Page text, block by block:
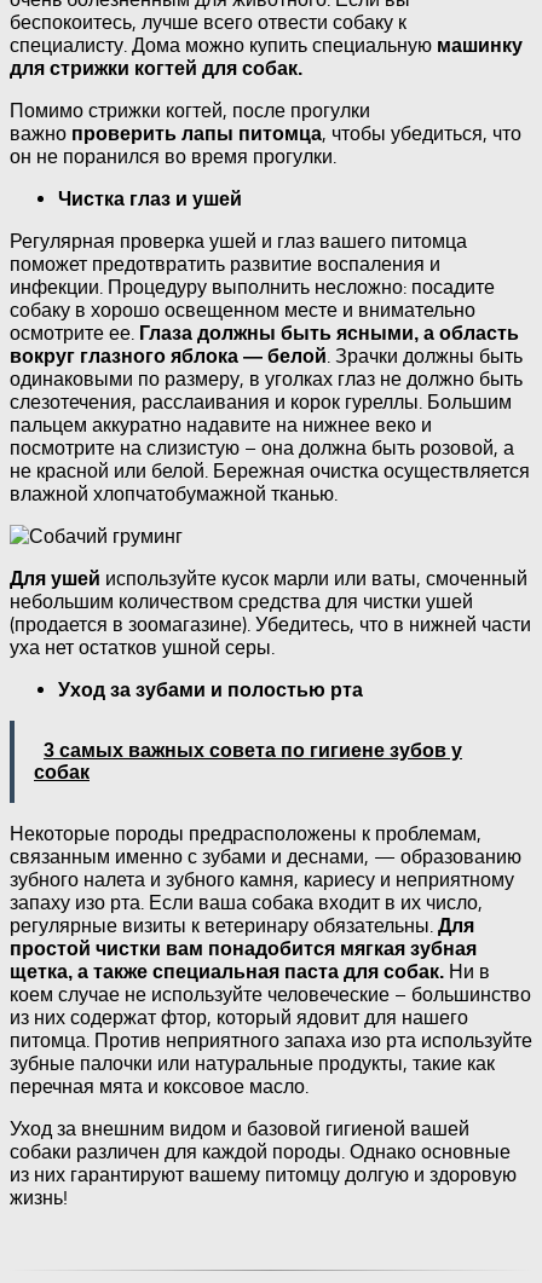
беспокоитесь, лучше всего отвести собаку к
специалисту. Дома можно купить специальную машинку
для стрижки когтей для собак.
Помимо стрижки когтей, после прогулки
важно проверить лапы питомца, чтобы убедиться, что
он не поранился во время прогулки.
Чистка глаз и ушей
Регулярная проверка ушей и глаз вашего питомца
поможет предотвратить развитие воспаления и
инфекции. Процедуру выполнить несложно: посадите
собаку в хорошо освещенном месте и внимательно
осмотрите ее. Глаза должны быть ясными, а область
вокруг глазного яблока — белой. Зрачки должны быть
одинаковыми по размеру, в уголках глаз не должно быть
слезотечения, расслаивания и корок гуреллы. Большим
пальцем аккуратно надавите на нижнее веко и
посмотрите на слизистую – она должна быть розовой, а
не красной или белой. Бережная очистка осуществляется
влажной хлопчатобумажной тканью.
Для ушей используйте кусок марли или ваты, смоченный
небольшим количеством средства для чистки ушей
(продается в зоомагазине). Убедитесь, что в нижней части
уха нет остатков ушной серы.
Уход за зубами и полостью рта
3 самых важных совета по гигиене зубов у
собак
Некоторые породы предрасположены к проблемам,
связанным именно с зубами и деснами, — образованию
зубного налета и зубного камня, кариесу и неприятному
запаху изо рта. Если ваша собака входит в их число,
регулярные визиты к ветеринару обязательны. Для
простой чистки вам понадобится мягкая зубная
щетка, а также специальная паста для собак. Ни в
коем случае не используйте человеческие – большинство
из них содержат фтор, который ядовит для нашего
питомца. Против неприятного запаха изо рта используйте
зубные палочки или натуральные продукты, такие как
перечная мята и коксовое масло.
Уход за внешним видом и базовой гигиеной вашей
собаки различен для каждой породы. Однако основные
из них гарантируют вашему питомцу долгую и здоровую
жизнь!